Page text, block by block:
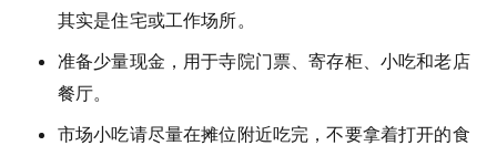
其实是住宅或工作场所。
准备少量现金，用于寺院门票、寄存柜、小吃和老店
餐厅。
市场小吃请尽量在摊位附近吃完，不要拿着打开的食